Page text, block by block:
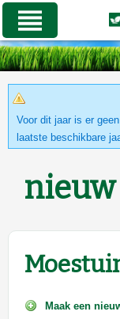
Voor dit jaar is er
laatste beschikbare
nieuw
Maak een